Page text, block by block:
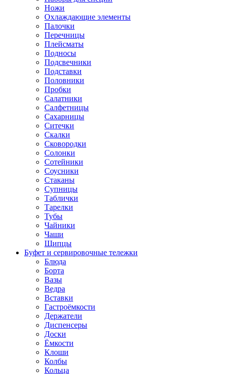
Ножи
Охлаждающие элементы
Палочки
Перечницы
Плейсматы
Подносы
Подсвечники
Подставки
Половники
Пробки
Салатники
Салфетницы
Сахарницы
Ситечки
Скалки
Сковородки
Солонки
Сотейники
Соусники
Стаканы
Супницы
Таблички
Тарелки
Тубы
Чайники
Чаши
Щипцы
Буфет и сервировочные тележки
Блюда
Борта
Вазы
Ведра
Вставки
Гастроёмкости
Держатели
Диспенсеры
Доски
Ёмкости
Клоши
Колбы
Кольца